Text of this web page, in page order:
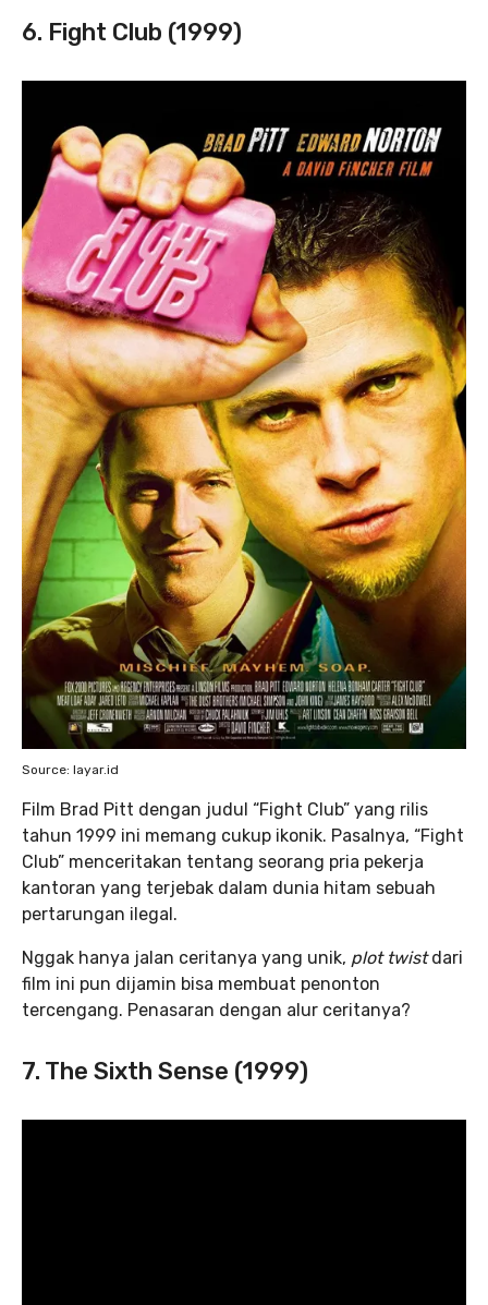
6. Fight Club (1999)
Source: layar.id
Film Brad Pitt dengan judul “Fight Club” yang rilis
tahun 1999 ini memang cukup ikonik. Pasalnya, “Fight
Club” menceritakan tentang seorang pria pekerja
kantoran yang terjebak dalam dunia hitam sebuah
pertarungan ilegal.
Nggak hanya jalan ceritanya yang unik, plot twistdari
film ini pun dijamin bisa membuat penonton
tercengang. Penasaran dengan alur ceritanya?
7. The Sixth Sense (1999)